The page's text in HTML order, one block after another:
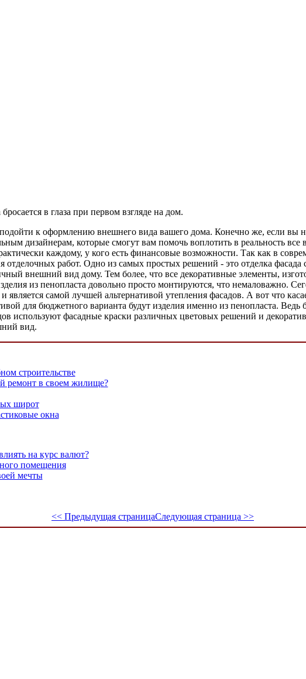
в глаза при первом взгляде на дом.
к оформлению внешнего вида вашего дома. Конечно же, если вы
дизайнерам, которые смогут вам помочь воплотить в реальность
каждому, у кого есть финансовые возможности. Так как в
работ. Одно из самых простых решений - это отделка
внешний вид дому. Тем более, что все декоративные элементы,
из пенопласта довольно просто монтируются, что немаловажно.
является самой лучшей альтернативой утепления фасадов. А вот что
для бюджетного варианта будут изделия именно из пенопласта.
используют фасадные краски различных цветовых решений и
вид.
строительстве
ремонт в своем жилище?
широт
окна
на курс валют?
помещения
мечты
<< Предыдущая страницаСледующая страница >>